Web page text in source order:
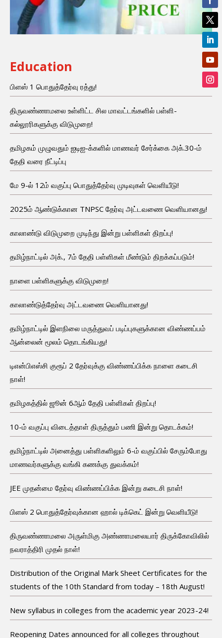
Education
பிளஸ் 1 பொதுத்தேர்வு ரத்து!
திருவண்ணாமலை உள்ளிட்ட சில மாவட்டங்களில் பள்ளி-
கல்லூரிகளுக்கு விடுமுறை!
தமிழகம் முழுவதும் ஐடிஐ-க்களில் மாணவர் சேர்க்கை அக்.30-ம்
தேதி வரை நீட்டிப்பு
மே 9-ல் 12ம் வகுப்பு பொதுத்தேர்வு முடிவுகள் வெளியீடு!
2025ம் ஆண்டுக்கான TNPSC தேர்வு அட்டவணை வெளியானது!
காலாண்டு விடுமுறை முடிந்து இன்று பள்ளிகள் திறப்பு!
தமிழ்நாட்டில் அக்., 7ம் தேதி பள்ளிகள் மீண்டும் திறக்கப்படும்!
நாளை பள்ளிகளுக்கு விடுமுறை!
காலாண்டுத்தேர்வு அட்டவணை வெளியானது!
தமிழ்நாட்டில் இளநிலை மருத்துவப் படிப்புகளுக்கான விண்ணப்பம்
ஆன்லைன் மூலம் தொடங்கியது!
டிஎன்பிஎஸ்சி குரூப் 2 தேர்வுக்கு விண்ணப்பிக்க நாளை கடைசி
நாள்!
தமிழகத்தில் ஜூன் 6ஆம் தேதி பள்ளிகள் திறப்பு!
10-ம் வகுப்பு விடைத்தாள் திருத்தும் பணி இன்று தொடக்கம்!
தமிழ்நாட்டில் அனைத்து பள்ளிகளிலும் 6-ம் வகுப்பில் சேரும்போது
மாணவர்களுக்கு வங்கி கணக்கு துவக்கம்!
JEE முதன்மை தேர்வு விண்ணப்பிக்க இன்று கடைசி நாள்!
பிளஸ் 2 பொதுத்தேர்வுக்கான ஹால் டிக்கெட் இன்று வெளியீடு!
திருவண்ணாமலை அருள்மிகு அண்ணாமலையார் திருக்கோவிலில்
நவராத்திரி முதல் நாள்!
Distribution of the Original Mark Sheet Certificates for the
students of the 10th Standard from today – 18th August!
New syllabus in colleges from the academic year 2023-24!
Reopening Dates announced for all colleges throughout